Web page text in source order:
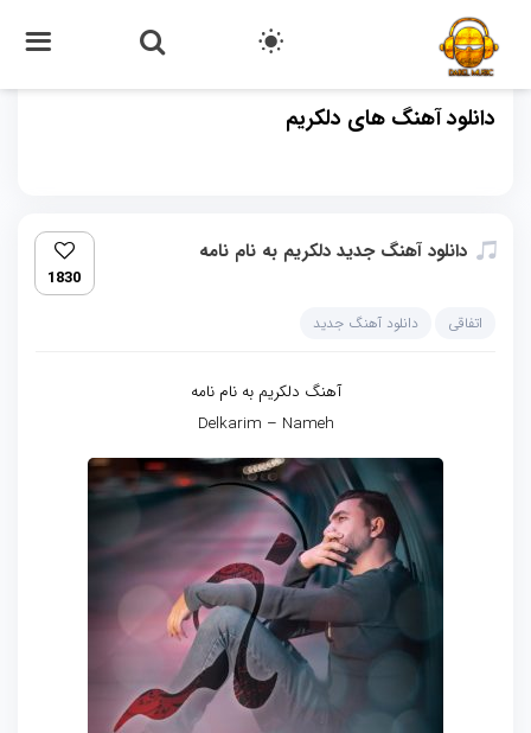
دانلود آهنگ های دلکریم
دانلود آهنگ جدید دلکریم به نام نامه
1830
اتفاقی دانلود آهنگ جدید
آهنگ دلکریم به نام نامه
Delkarim – Nameh